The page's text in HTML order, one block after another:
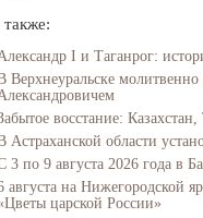
I и Таганрог:
Верхнеуральске
восстание:
Астраханской области
3 по 9 августа 2026 года в
августа на Нижегородской
царской России»